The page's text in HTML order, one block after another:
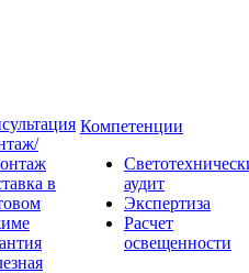
в
Компетенции
аудит
Экспертиза
Расчет
освещенности